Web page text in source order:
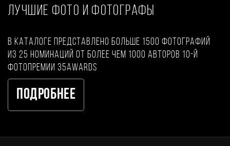
ЛУЧШИЕ ФОТО И ФОТОГРАФЫ
В каталоге представлено больше 1500 фотографий
из 25 номинаций от более чем 1000 авторов 10-й
фотопремии 35AWARDS
Подробнее